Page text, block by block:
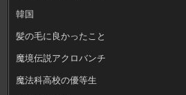
韓国
髪の毛に良かったこと
魔境伝説アクロバンチ
魔法科高校の優等生